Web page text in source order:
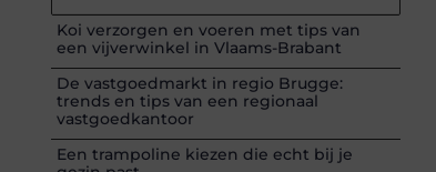
Koi verzorgen en voeren met tips van
een vijverwinkel in Vlaams-Brabant
De vastgoedmarkt in regio Brugge:
trends en tips van een regionaal
vastgoedkantoor
Een trampoline kiezen die echt bij je